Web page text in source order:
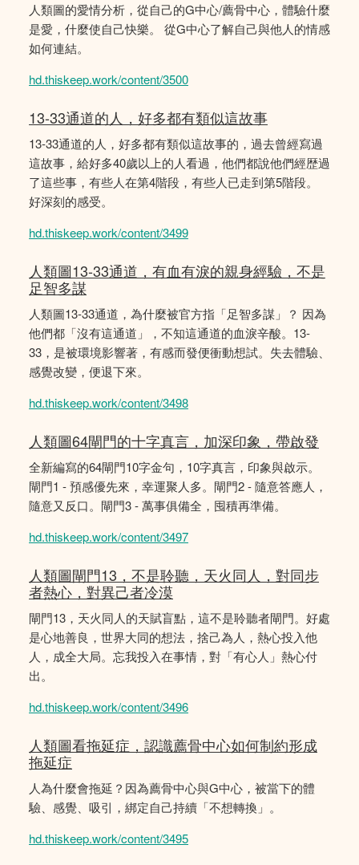
人類圖的愛情分析，從自己的G中心/薦骨中心，體驗什麼
是愛，什麼使自己快樂。 從G中心了解自己與他人的情感
如何連結。
hd.thiskeep.work/content/3500
13-33通道的人，好多都有類似這故事
13-33通道的人，好多都有類似這故事的，過去曾經寫過
這故事，給好多40歲以上的人看過，他們都說他們經歴過
了這些事，有些人在第4階段，有些人已走到第5階段。
好深刻的感受。
hd.thiskeep.work/content/3499
人類圖13-33通道，有血有淚的親身經驗，不是
足智多謀
人類圖13-33通道，為什麼被官方指「足智多謀」？ 因為
他們都「沒有這通道」，不知這通道的血淚辛酸。13-
33，是被環境影響著，有感而發便衝動想試。失去體驗、
感覺改變，便退下來。
hd.thiskeep.work/content/3498
人類圖64閘門的十字真言，加深印象，帶啟發
全新編寫的64閘門10字金句，10字真言，印象與啟示。
閘門1 - 預感優先來，幸運聚人多。閘門2 - 隨意答應人，
隨意又反口。閘門3 - 萬事俱備全，囤積再準備。
hd.thiskeep.work/content/3497
人類圖閘門13，不是聆聽，天火同人，對同步
者熱心，對異己者冷漠
閘門13，天火同人的天賦盲點，這不是聆聽者閘門。好處
是心地善良，世界大同的想法，捨己為人，熱心投入他
人，成全大局。忘我投入在事情，對「有心人」熱心付
出。
hd.thiskeep.work/content/3496
人類圖看拖延症，認識薦骨中心如何制約形成
拖延症
人為什麼會拖延？因為薦骨中心與G中心，被當下的體
驗、感覺、吸引，綁定自己持續「不想轉換」。
hd.thiskeep.work/content/3495